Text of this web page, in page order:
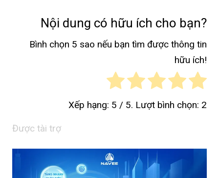
Nội dung có hữu ích cho bạn?
Bình chọn 5 sao nếu bạn tìm được thông tin
hữu ích!
Xếp hạng: 5 / 5. Lượt bình chọn: 2
Được tài trợ